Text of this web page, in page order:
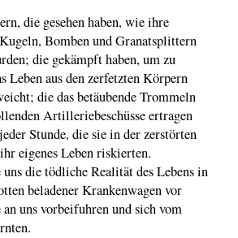
die gesehen haben, wie ihre
Bomben und Granatsplittern
die gekämpft haben, um zu
Leben aus den zerfetzten Körpern
die das betäubende Trommeln
Artilleriebeschüsse ertragen
Stunde, die sie in der zerstörten
eigenes Leben riskierten.
die tödliche Realität des Lebens in
beladener Krankenwagen vor
uns vorbeifuhren und sich vom